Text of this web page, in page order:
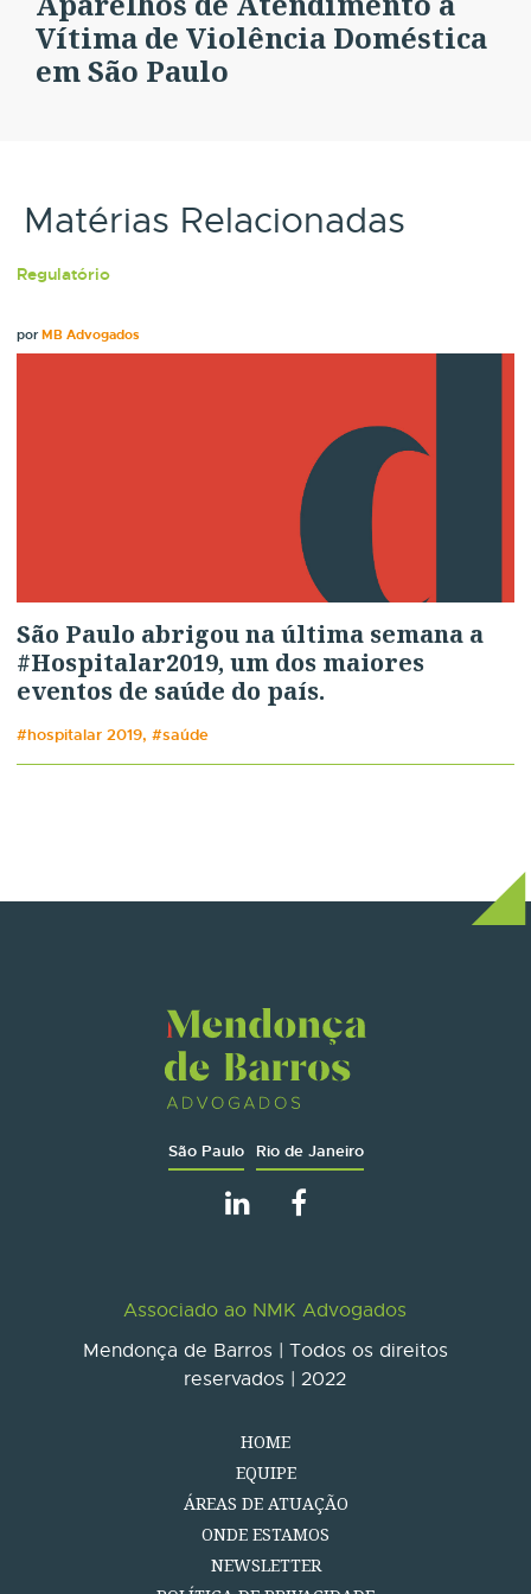
Vítima de Violência Doméstica
em São Paulo
Matérias Relacionadas
Regulatório
porMB Advogados
São Paulo abrigou na última semana a
#Hospitalar2019, um dos maiores
eventos de saúde do país.
#hospitalar 2019, #saúde
São Paulo Rio de Janeiro
Associado ao NMK Advogados
Mendonça de Barros | Todos os direitos
reservados | 2022
HOME
EQUIPE
ÁREAS DE ATUAÇÃO
ONDE ESTAMOS
NEWSLETTER